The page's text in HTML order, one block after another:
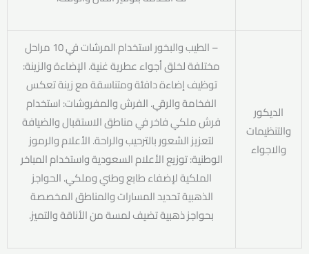
الديكور
والتنظيمات
والاجواء
– الطيب والبخور استخدام المرشات في 10 مراحل
مختلفة لخلق أجواء عطرية غنية. الإضاءة والزينة:
توظيف إضاءة دافئة ومتناسقة مع زينة تعكس
الفخامة والرقي. الفرش والمفروشات: استخدام
فرش ملكي فاخر في مناطق الاستقبال والضيافة
لتعزيز الشعور بالترحيب والراحة. الأعلام والرموز
الوطنية: توزيع الأعلام السعودية واستخدام المباخر
الملكية لإضفاء طابع وطني وملكي. الحواجز
الذهبية تحديد المسارات والمناطق المخصصة
بحواجز ذهبية تضيف لمسة من الأناقة والتميز.